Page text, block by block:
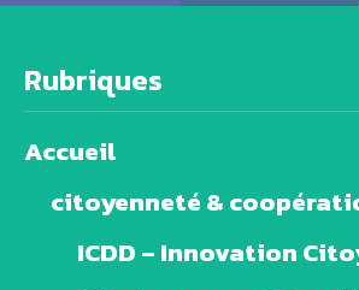
Rubriques
Accueil
citoyenneté &
ICDD – Innovation